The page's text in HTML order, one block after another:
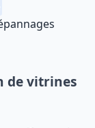
de vitrines